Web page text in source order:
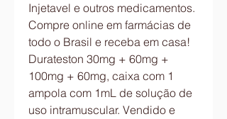
Injetavel e outros medicamentos.
Compre online em farmácias de
todo o Brasil e receba em casa!
Durateston 30mg + 60mg +
100mg + 60mg, caixa com 1
ampola com 1mL de solução de
uso intramuscular. Vendido e